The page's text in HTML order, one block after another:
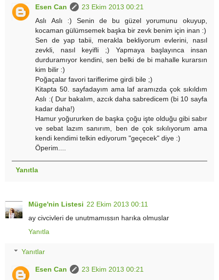
Esen Can
23 Ekim 2013 00:21
Aslı Aslı :) Senin de bu güzel yorumunu okuyup,
kocaman gülümsemek başka bir zevk benim için inan :)
Sen de yap tabii, merakla bekliyorum evlerini, nasıl
zevkli, nasıl keyifli ;) Yapmaya başlayınca insan
durduramıyor kendini, sen belki de bi mahalle kurarsın
kim bilir :)
Poğaçalar favori tariflerime girdi bile ;)
Kitapta 50. sayfadayım ama laf aramızda çok sıkıldım
Aslı :( Dur bakalım, azcık daha sabredicem (bi 10 sayfa
kadar daha!)
Hamur yoğururken de başka çoğu işte olduğu gibi sabır
ve sebat lazım sanırım, ben de çok sıkılıyorum ama
kendi kendimi telkin ediyorum "geçecek" diye :)
Öperim....
Yanıtla
Müge'nin Listesi 22 Ekim 2013 00:11
ay civcivleri de unutmamıssın harıka olmuslar
Yanıtla
Yanıtlar
Esen Can
23 Ekim 2013 00:21